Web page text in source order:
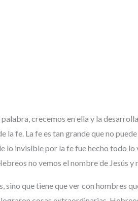
crecemos en ella y la
la fe. La fe es tan grande que no
lo invisible por la fe fue hecho todo
no vemos el nombre de Jesús
sino que tiene que ver con hombres